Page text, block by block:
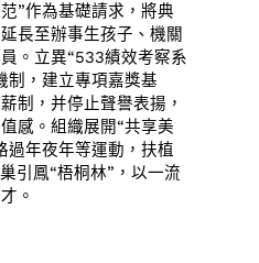
”作為基礎請求，將典
長至辦事生孩子、機關
。立異“533績效考察系
制，建立專項嘉獎基
制，并停止聲譽表揚，
感。組織展開“共享美
過年夜年等運動，扶植
引鳳“梧桐林”，以一流
。